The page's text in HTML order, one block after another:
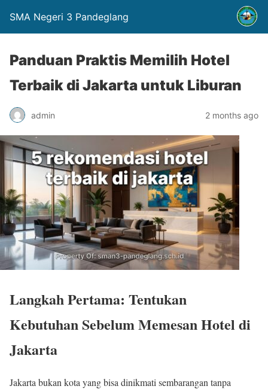
SMA Negeri 3 Pandeglang
Panduan Praktis Memilih Hotel
Terbaik di Jakarta untuk Liburan
admin 2 months ago
Langkah Pertama: Tentukan
Kebutuhan Sebelum Memesan Hotel di
Jakarta
Jakarta bukan kota yang bisa dinikmati sembarangan tanpa